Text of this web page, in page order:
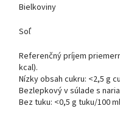
Bielkoviny
Soľ
Referenčný príjem
kcal).
Nízky obsah cukru: <2,5 g
Bezlepkový v súlade s
Bez tuku: <0,5 g tuku/100